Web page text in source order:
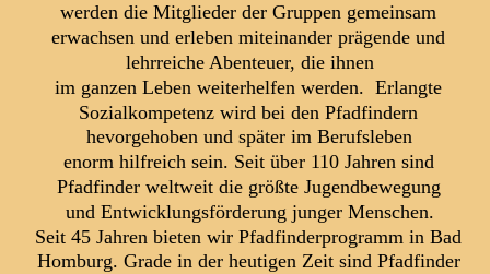
werden die Mitglieder der Gruppen gemeinsam
erwachsen und erleben miteinander prägende und
lehrreiche Abenteuer, die ihnen
im ganzen Leben weiterhelfen werden.  Erlangte
Sozialkompetenz wird bei den Pfadfindern
hevorgehoben und später im Berufsleben
enorm hilfreich sein. Seit über 110 Jahren sind
Pfadfinder weltweit die größte Jugendbewegung
und Entwicklungsförderung junger Menschen.
Seit 45 Jahren bieten wir Pfadfinderprogramm in Bad
Homburg. Grade in der heutigen Zeit sind Pfadfinder